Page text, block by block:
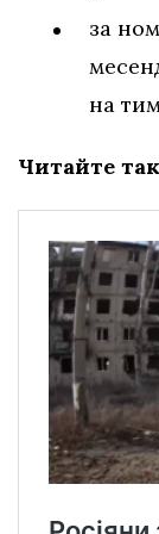
за
на
Читайте